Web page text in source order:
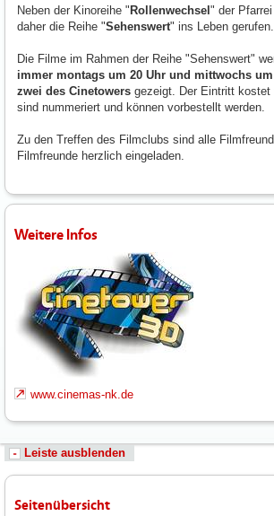
Neben der Kinoreihe " Rollenwechsel " der Pfarrei
daher die Reihe "Sehenswert" ins Leben gerufen.
Die Filme im Rahmen der Reihe "Sehenswert"
immer montags um 20 Uhr und mittwochs
zwei des Cinetowers gezeigt. Der Eintritt
sind nummeriert und können vorbestellt werden.
Zu den Treffen des Filmclubs sind alle
Filmfreunde herzlich eingeladen.
Weitere Infos
www.cinemas-nk.de
Leiste ausblenden
Seitenübersicht